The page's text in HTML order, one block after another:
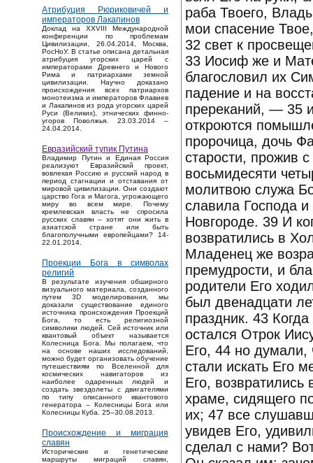
Атрибуция Рюриковичей и
императоров Лакапинов
Доклад на XXVIII Международной
конференции по проблемам
Цивилизации, 26.04.2014, Москва,
РосНоУ. В статье описана детальная
атрибуция угорских царей с
императорами Древнего и Нового
Рима и патриархами земной
цивилизации. Научно доказано
происхождения всех патриархов
монотеизма и императоров Флавиев
и Лакапинов из рода угорских царей
Руси (Великих), этнических финно-
угоров Поволжья. 23.03.2014 –
24.04.2014.
Евразийский тупик Путина
Владимир Путин и Единая Россия
реализуют Евразийский проект,
вовлекая Россию и русский народ в
период стагнации и отставания от
мировой цивилизации. Они создают
царство Гога и Магога, угрожающего
миру во всем мире. Почему
кремлевская власть не спросила
русских славян – хотят они жить в
азиатской стране или быть
благополучными европейцами? 14-
22.01.2014.
Проекции Бога в символах
религий
В результате изучения обширного
визуального материала, созданного
путем 3D моделирования, мы
доказали существование единого
источника происхождения Проекций
Бога, то есть религиозной
символики людей. Сей источник или
квантовый объект называется
Колесница Бога. Мы полагаем, что
на основе наших исследований,
можно будет организовать обучение
путешествиям по Вселенной для
космических навигаторов из
наиболее одаренных людей и
создать звездолеты с двигателями
по типу описанного квантового
генератора – Колесницы Бога или
Колесницы Куба. 25–30.08.2013.
Происхождение и миграция
славян
Исторические и генетические
маршруты миграций славян,
раба Твоего,
мои спасение
32 свет к
33 Иосиф же и
благословил их
падение и на
пререканий, — 35
откроются
пророчица, дочь
старости, прожив
восьмидесяти
молитвою служа
славила Господа
Новгороде. 39 И
возвратились в
Младенец же
премудрости, и
родители Его
был двенадцати
праздник. 43
остался Отрок
Его, 44 но думали,
стали искать Его
Его,
храме, сидящего
их; 47 все
увидев Его,
сделал с нами?